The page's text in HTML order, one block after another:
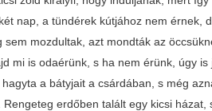
nap, a tündérek kútjához nem érnek,
sem mozdultak, azt mondták az
mi is odaérünk, s ha nem érünk, úgy is
a bátyjait a csárdában, s még
erdőben talált egy kicsi házat,